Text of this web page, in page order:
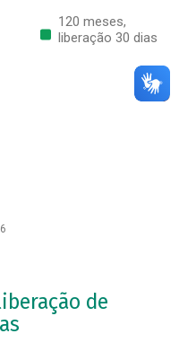
120 meses,
liberação 30 dias
de